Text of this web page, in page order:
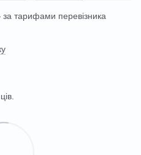
тарифами перевізника